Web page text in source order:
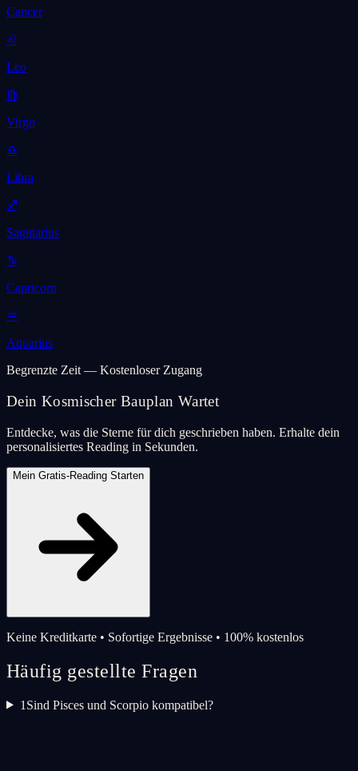
Cancer
♌
Leo
♍
Virgo
♎
Libra
♐
Sagittarius
♑
Capricorn
♒
Aquarius
Begrenzte Zeit — Kostenloser Zugang
Dein Kosmischer Bauplan Wartet
Entdecke, was die Sterne für dich geschrieben haben. Erhalte dein
personalisiertes Reading in Sekunden.
Mein Gratis-Reading Starten
Keine Kreditkarte • Sofortige Ergebnisse • 100% kostenlos
Häufig gestellte Fragen
1 Sind Pisces und Scorpio kompatibel?